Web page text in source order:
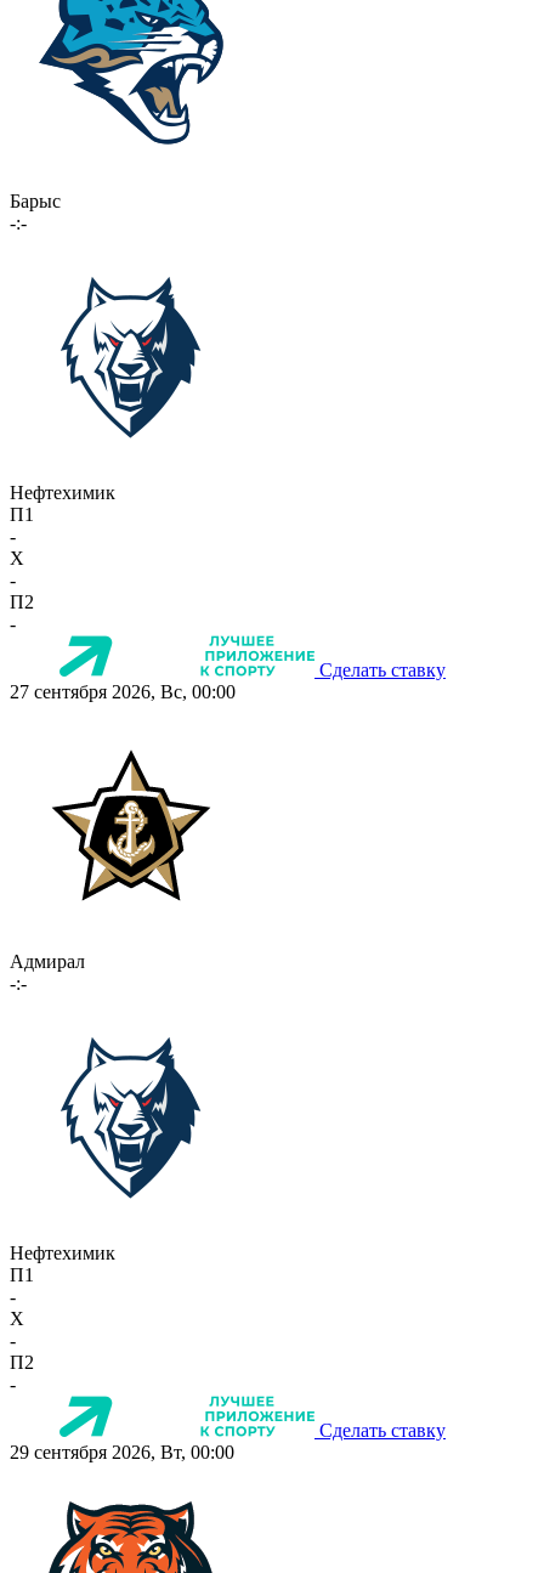
Барыс
-:-
Нефтехимик
П1
-
X
-
П2
-
Сделать ставку
27 сентября 2026, Вс, 00:00
Адмирал
-:-
Нефтехимик
П1
-
X
-
П2
-
Сделать ставку
29 сентября 2026, Вт, 00:00